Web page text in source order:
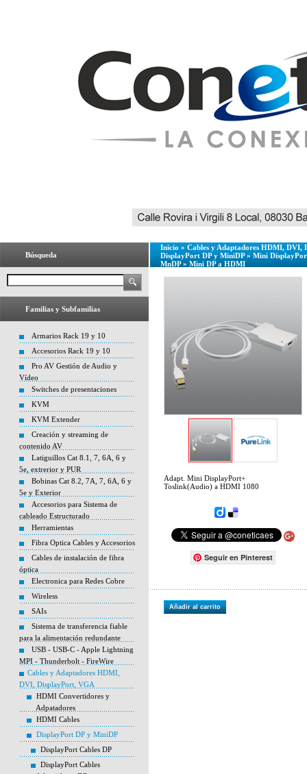
Búsqueda
Familias y Subfamilias
Armarios Rack 19 y 10
Accesorios Rack 19 y 10
Pro AV Gestión de Audio y
Vídeo
Switches de presentaciones
KVM
KVM Extender
Creación y streaming de
contenido AV
Latiguillos Cat 8.1, 7, 6A, 6 y
5e, extrerior y PUR
Bobinas Cat 8.2, 7A, 7, 6A, 6 y
5e y Exterior
Accesorios para Sistema de
cableado Estructurado
Herramientas
Fibra Optica Cables y Accesorios
Cables de instalación de fibra
óptica
Electronica para Redes Cobre
Wireless
SAIs
Sistema de transferencia fiable
para la alimentación redundante
USB - USB-C - Apple Lightning
MPI - Thunderbolt - FireWire
Cables y Adaptadores HDMI,
DVI, DisplayPort, VGA
HDMI Convertidores y
Adpatadores
HDMI Cables
DisplayPort DP y MiniDP
DisplayPort Cables DP
DisplayPort Cables
Inicio » Cables y Adaptadores HDMI, DVI,
DisplayPort DP y MiniDP» Mini
MnDP» Mini DP a HDMI
Adapt. Mini DisplayPort+
Toslink(Audio) a HDMI 1080
Seguir en Pinterest
Añadir al carrito